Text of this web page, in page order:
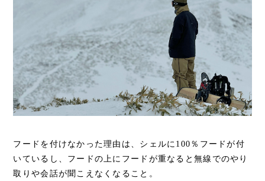
フードを付けなかった理由は、シェルに100％フードが付
いているし、フードの上にフードが重なると無線でのやり
取りや会話が聞こえなくなること。